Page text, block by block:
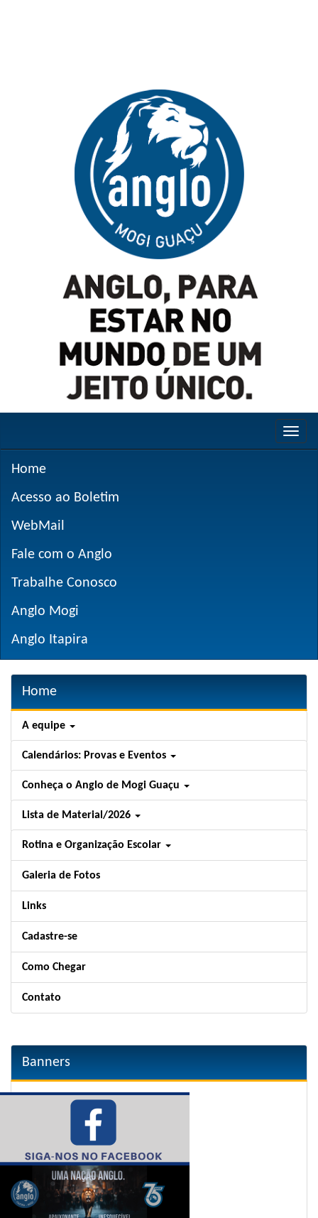
Home
Acesso ao Boletim
WebMail
Fale com o Anglo
Trabalhe Conosco
Anglo Mogi
Anglo Itapira
Home
A equipe
Calendários: Provas e Eventos
Conheça o Anglo de Mogi Guaçu
Lista de Material/2026
Rotina e Organização Escolar
Galeria de Fotos
Links
Cadastre-se
Como Chegar
Contato
Banners